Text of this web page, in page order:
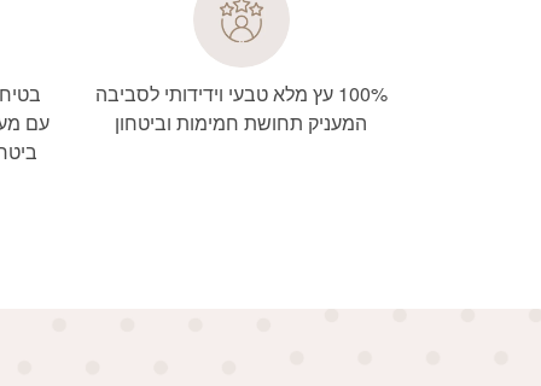
100% עץ מלא טבעי וידידותי לסביבה
המעניק תחושת חמימות וביטחון
עם